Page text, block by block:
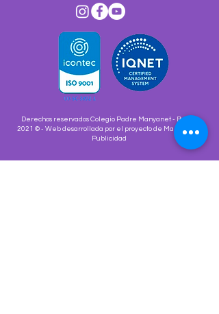
Derechos reservados Colegio Padre Manyanet - Bogotá
2021 © - Web desarrollada por el proyecto de Marketing y
Publicidad